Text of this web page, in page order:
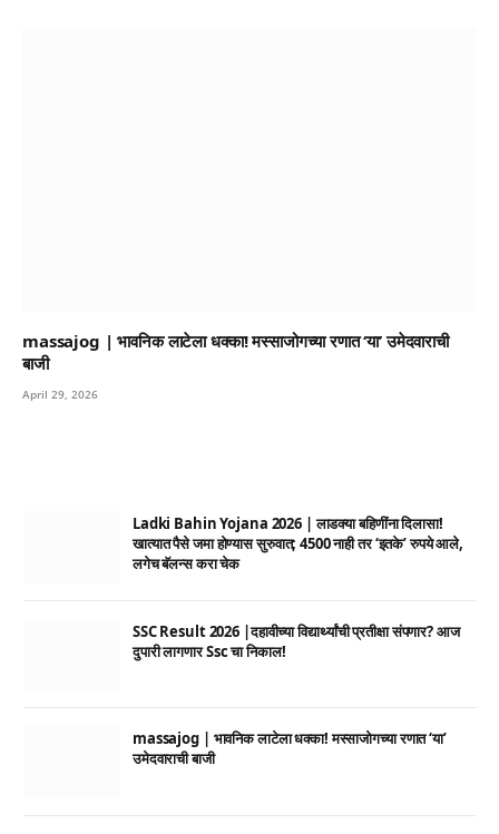
massajog | भावनिक लाटेला धक्का! मस्साजोगच्या रणात ‘या’ उमेदवाराची
बाजी
April 29, 2026
Ladki Bahin Yojana 2026 | लाडक्या बहिणींना दिलासा!
खात्यात पैसे जमा होण्यास सुरुवात; 4500 नाही तर ‘इतके’ रुपये आले,
लगेच बॅलन्स करा चेक
SSC Result 2026 |दहावीच्या विद्यार्थ्यांची प्रतीक्षा संपणार? आज
दुपारी लागणार Ssc चा निकाल!
massajog | भावनिक लाटेला धक्का! मस्साजोगच्या रणात ‘या’
उमेदवाराची बाजी